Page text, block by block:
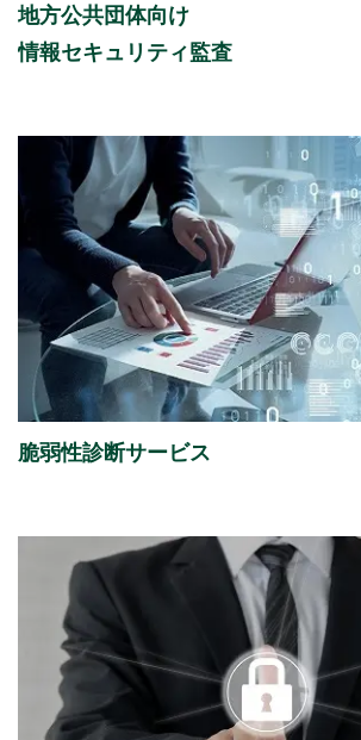
地方公共団体向け
情報セキュリティ監査
脆弱性診断サービス